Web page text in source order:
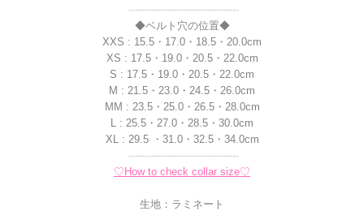
----------------------------------
◆ベルト穴の位置◆
XXS : 15.5・17.0・18.5・20.0cm
XS : 17.5・19.0・20.5・22.0cm
S : 17.5・19.0・20.5・22.0cm
M : 21.5・23.0・24.5・26.0cm
MM : 23.5・25.0・26.5・28.0cm
L : 25.5・27.0・28.5・30.0cm
XL : 29.5 ・31.0・32.5・34.0cm
----------------------------------
♡How to check collar size♡
生地：ラミネート